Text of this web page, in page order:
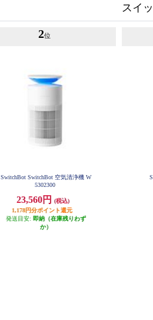
スイ
2位
SwitchBot SwitchBot 空気清浄機 W
5302300
23,560円
(税込)
1,178円分ポイント還元
発送目安: 即納（在庫残りわず
か）